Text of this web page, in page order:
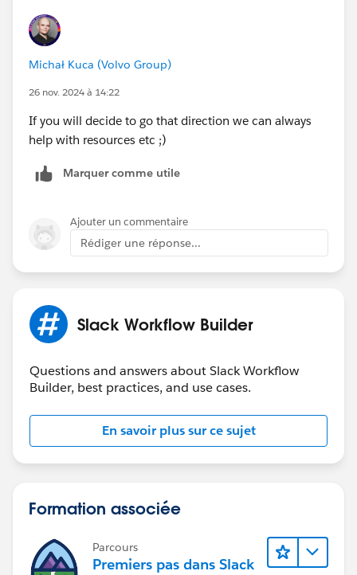
Michał Kuca (Volvo Group)
26 nov. 2024 à 14:22
If you will decide to go that direction we can always
help with resources etc ;)
Marquer comme utile
Ajouter un commentaire
Rédiger une réponse...
Slack Workflow Builder
Questions and answers about Slack Workflow
Builder, best practices, and use cases.
En savoir plus sur ce sujet
Formation associée
Parcours
Premiers pas dans Slack